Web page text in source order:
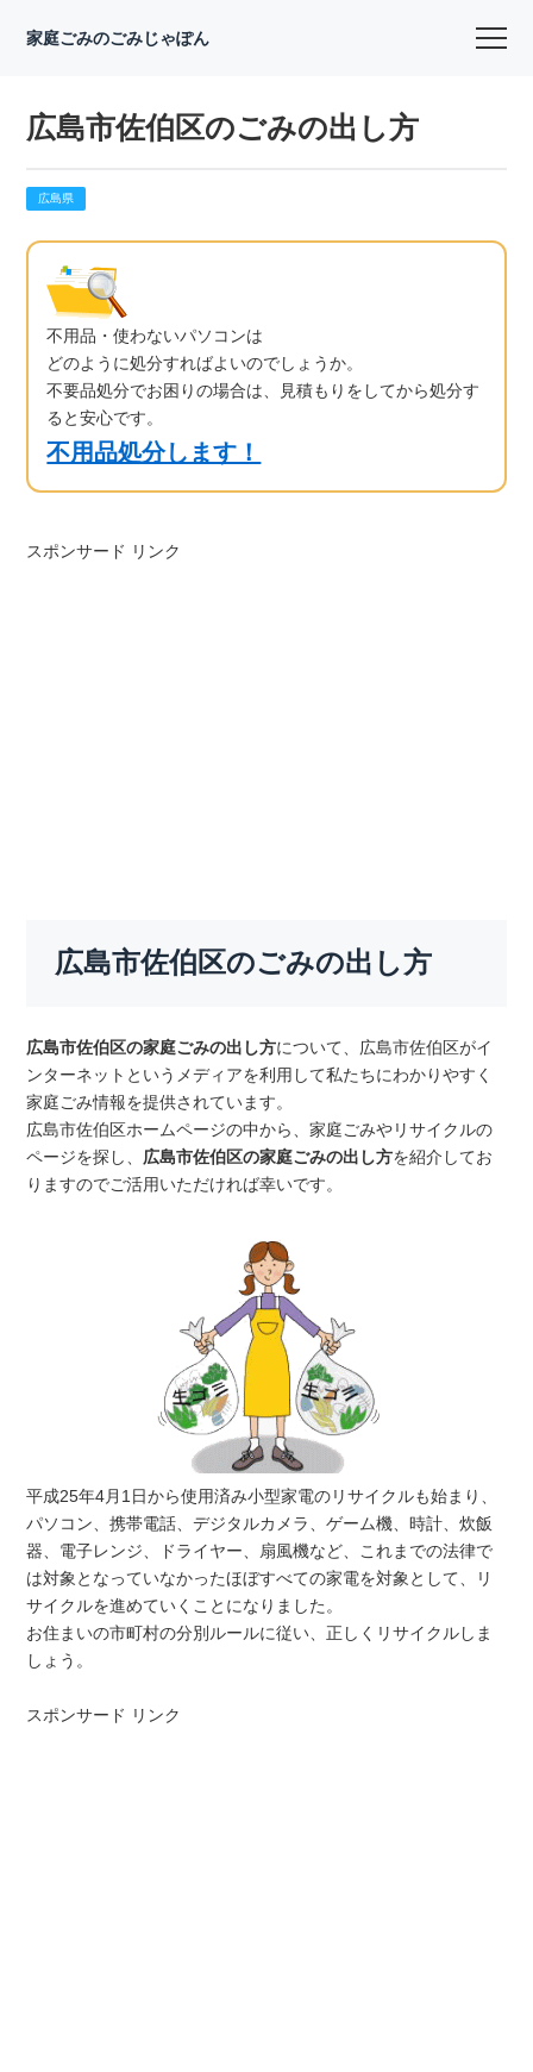
家庭ごみのごみじゃぽん
広島市佐伯区のごみの出し方
広島県
不用品・使わないパソコンは
どのように処分すればよいのでしょうか。
不要品処分でお困りの場合は、見積もりをしてから処分す
ると安心です。
不用品処分します！
スポンサード リンク
広島市佐伯区のごみの出し方
広島市佐伯区の家庭ごみの出し方について、広島市佐伯区がイ
ンターネットというメディアを利用して私たちにわかりやすく
家庭ごみ情報を提供されています。
広島市佐伯区ホームページの中から、家庭ごみやリサイクルの
ページを探し、 広島市佐伯区の家庭ごみの出し方を紹介してお
りますのでご活用いただければ幸いです。
平成25年4月1日から使用済み小型家電のリサイクルも始まり、
パソコン、携帯電話、デジタルカメラ、ゲーム機、時計、炊飯
器、電子レンジ、ドライヤー、扇風機など、これまでの法律で
は対象となっていなかったほぼすべての家電を対象として、リ
サイクルを進めていくことになりました。
お住まいの市町村の分別ルールに従い、正しくリサイクルしま
しょう。
スポンサード リンク